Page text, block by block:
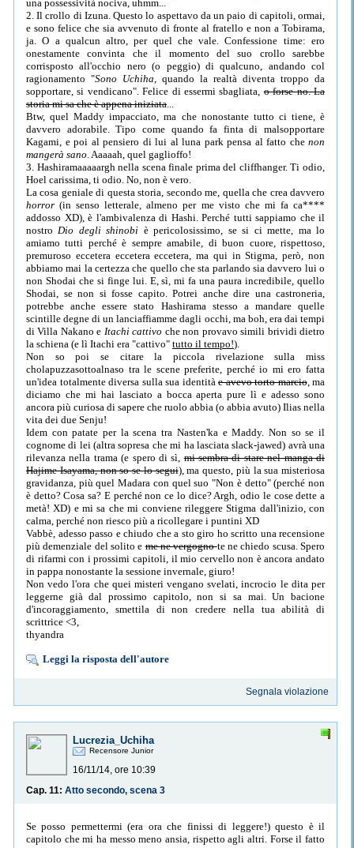
una possessività nociva, uhmm...
2. Il crollo di Izuna. Questo lo aspettavo da un paio di capitoli, ormai,
e sono felice che sia avvenuto di fronte al fratello e non a Tobirama,
ja. O a qualcun altro, per quel che vale. Confessione time: ero
onestamente convinta che il momento del suo crollo sarebbe
corrisposto all'occhio nero (o peggio) di qualcuno, andando col
ragionamento "Sono Uchiha , quando la realtà diventa troppo da
sopportare, si vendicano". Felice di essermi sbagliata,o forse no. La
storia mi sa che è appena iniziata
Btw, quel Maddy impacciato, ma che nonostante tutto ci tiene, è
davvero adorabile. Tipo come quando fa finta di malsopportare
Kagami, e poi al pensiero di lui al luna park pensa al fatto che non
mangerà sano . Aaaaah, quel gaglioffo!
3. Hashiramaaaaargh nella scena finale prima del cliffhanger. Ti odio,
Hoel carissima, ti odio. No, non è vero.
La cosa geniale di questa storia, secondo me, quella che crea davvero
horror(in senso letterale, almeno per me visto che mi fa ca****
addosso XD), è l'ambivalenza di Hashi. Perché tutti sappiamo che il
nostro Dio degli shinobi è pericolosissimo, se si ci mette, ma lo
amiamo tutti perché è sempre amabile, di buon cuore, rispettoso,
premuroso eccetera eccetera eccetera, ma qui in Stigma, però, non
abbiamo mai la certezza che quello che sta parlando sia davvero lui o
non Shodai che si finge lui. E, sì, mi fa una paura incredibile, quello
Shodai, se non si fosse capito. Potrei anche dire una castroneria,
potrebbe anche essere stato Hashirama stesso a mandare quelle
scintille degne di un lanciaffiamme dagli occhi, ma boh, era dai tempi
di Villa Nakano e Itachi cattivo che non provavo simili brividi dietro
la schiena (e lì Itachi era "cattivo" tutto il tempo!).
Non so poi se citare la piccola rivelazione sulla miss
cholapuzzasottoalnaso tra le scene preferite, perché io mi ero fatta
un'idea totalmente diversa sulla sua identità e avevo torto marcio, ma
diciamo che mi hai lasciato a bocca aperta pure lì e adesso sono
ancora più curiosa di sapere che ruolo abbia (o abbia avuto) Ilias nella
vita dei due Senju!
Idem con patate per la scena tra Nasten'ka e Maddy. Non so se il
cognome di lei (altra sopresa che mi ha lasciata slack-jawed) avrà una
rilevanza nella trama (e spero di sì,mi sembra di stare nel manga di
Hajime Isayama, non so se lo segui), ma questo, più la sua misteriosa
gravidanza, più quel Madara con quel suo "Non è detto" (perché non
è detto? Cosa sa? E perché non ce lo dice? Argh, odio le cose dette a
metà! XD) e mi sa che mi conviene rileggere Stigma dall'inizio, con
calma, perché non riesco più a ricollegare i puntini XD
Vabbè, adesso passo e chiudo che a sto giro ho scritto una recensione
più demenziale del solito eme ne vergognote ne chiedo scusa. Spero
di rifarmi con i prossimi capitoli, il mio cervello non è ancora andato
in pappa nonostante la sessione invernale, giuro!
Non vedo l'ora che quei misteri vengano svelati, incrocio le dita per
leggerne già dal prossimo capitolo, non si sa mai. Un bacione
d'incoraggiamento, smettila di non credere nella tua abilità di
scrittrice <3,
thyandra
Leggi la risposta dell'autore
Segnala violazione
Lucrezia_Uchiha
Recensore Junior
16/11/14, ore 10:39
Cap. 11: Atto secondo, scena 3
Se posso permettermi (era ora che finissi di leggere!) questo è il
capitolo che mi ha messo meno ansia, rispetto agli altri. Forse il fatto